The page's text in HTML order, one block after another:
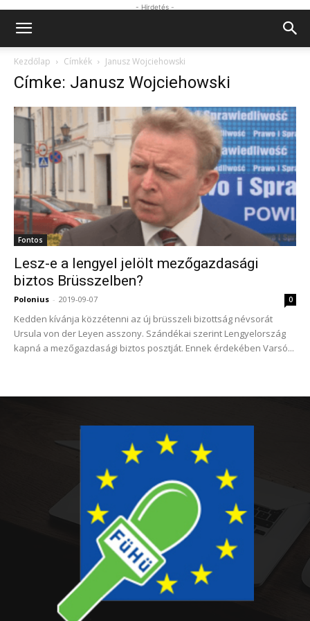
- Hirdetés -
Kezdőlap Címkék Janusz Wojciehowski
Címke: Janusz Wojciehowski
Fontos
Lesz-e a lengyel jelölt mezőgazdasági
biztos Brüsszelben?
Polonius - 2019-09-07 0
Kedden kívánja közzétenni az új brüsszeli bizottság névsorát
Ursula von der Leyen asszony. Szándékai szerint Lengyelország
kapná a mezőgazdasági biztos posztját. Ennek érdekében Varsó...